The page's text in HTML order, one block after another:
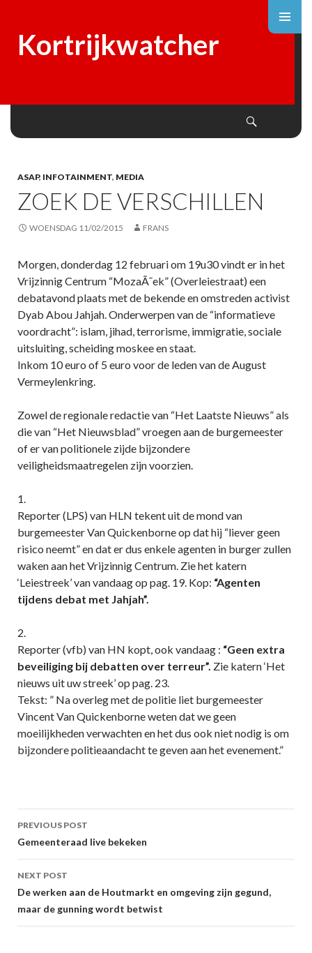
Kortrijkwatcher
ASAP, INFOTAINMENT, MEDIA
ZOEK DE VERSCHILLEN
WOENSDAG 11/02/2015 FRANS
Morgen, donderdag 12 februari om 19u30 vindt er in het
Vrijzinnig Centrum “MozaÃ¯ek” (Overleiestraat) een
debatavond plaats met de bekende en omstreden activist
Dyab Abou Jahjah. Onderwerpen van de “informatieve
voordracht”: islam, jihad, terrorisme, immigratie, sociale
uitsluiting, scheiding moskee en staat.
Inkom 10 euro of 5 euro voor de leden van de August
Vermeylenkring.
Zowel de regionale redactie van “Het Laatste Nieuws” als
die van “Het Nieuwsblad” vroegen aan de burgemeester
of er van politionele zijde bijzondere
veiligheidsmaatregelen zijn voorzien.
1.
Reporter (LPS) van HLN tekent uit de mond van
burgemeester Van Quickenborne op dat hij “liever geen
risico neemt” en dat er dus enkele agenten in burger zullen
waken aan het Vrijzinnig Centrum. Zie het katern
‘Leiestreek’ van vandaag op pag. 19. Kop: “Agenten
tijdens debat met Jahjah”.
2.
Reporter (vfb) van HN kopt, ook vandaag : “Geen extra
beveiliging bij debatten over terreur”. Zie katern ‘Het
nieuws uit uw streek’ op pag. 23.
Tekst: ” Na overleg met de politie liet burgemeester
Vincent Van Quickenborne weten dat we geen
moeilijkheden verwachten en het dus ook niet nodig is om
bijzondere politieaandacht te geven aan het evenement.”
Post
navigation
PREVIOUS POST
Gemeenteraad live bekeken
NEXT POST
De werken aan de Houtmarkt en omgeving zijn gegund,
maar de gunning wordt betwist